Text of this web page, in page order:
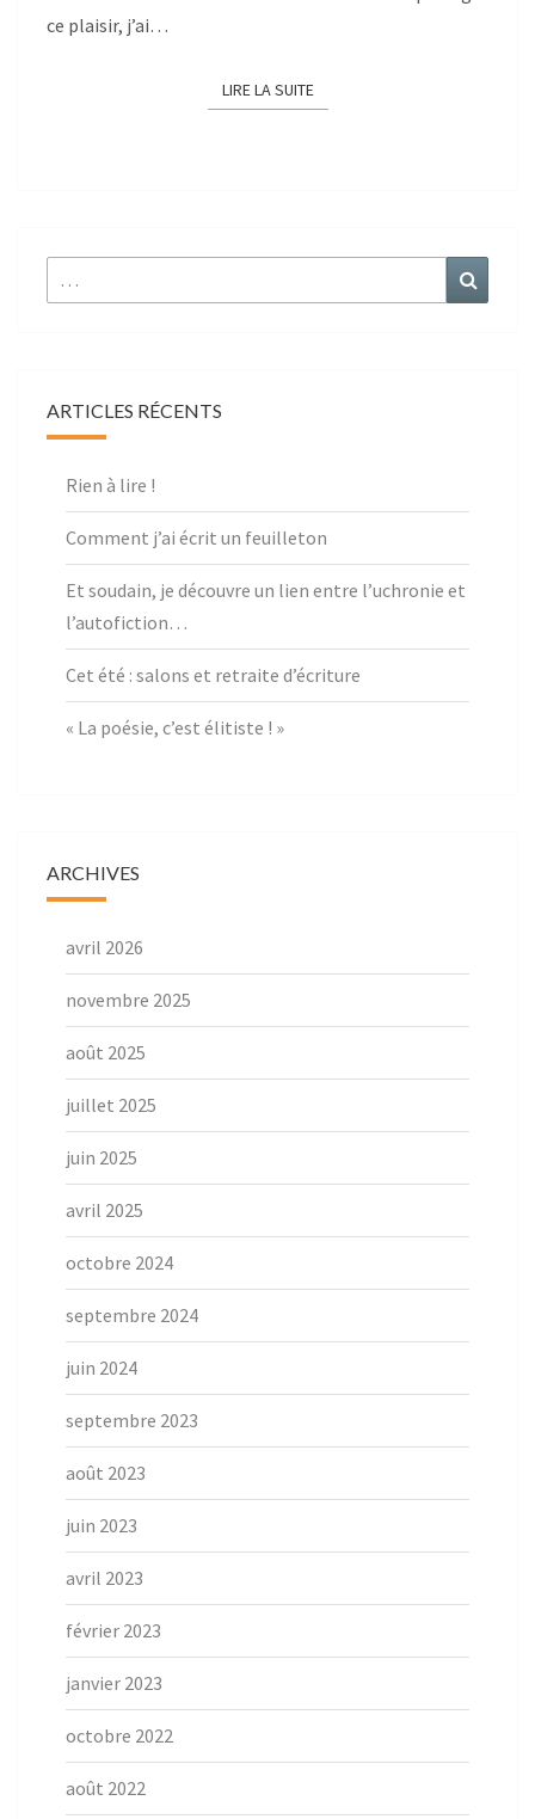
ce plaisir, j’ai…
LIRE LA SUITELIRE LA SUITE
ARTICLES RÉCENTS
Rien à lire !
Comment j’ai écrit un feuilleton
Et soudain, je découvre un lien entre l’uchronie et
l’autofiction…
Cet été : salons et retraite d’écriture
« La poésie, c’est élitiste ! »
ARCHIVES
avril 2026
novembre 2025
août 2025
juillet 2025
juin 2025
avril 2025
octobre 2024
septembre 2024
juin 2024
septembre 2023
août 2023
juin 2023
avril 2023
février 2023
janvier 2023
octobre 2022
août 2022